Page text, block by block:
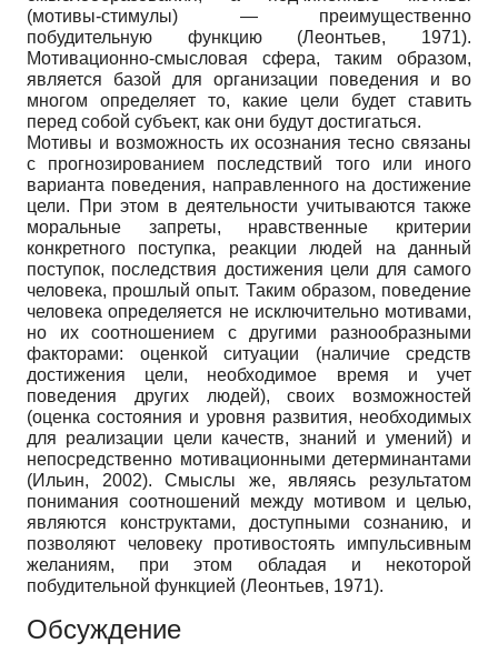
(мотивы-стимулы) — преимущественно
побудительную функцию (Леонтьев, 1971).
Мотивационно-смысловая сфера, таким образом,
является базой для организации поведения и во
многом определяет то, какие цели будет ставить
перед собой субъект, как они будут достигаться.
Мотивы и возможность их осознания тесно связаны
с прогнозированием последствий того или иного
варианта поведения, направленного на достижение
цели. При этом в деятельности учитываются также
моральные запреты, нравственные критерии
конкретного поступка, реакции людей на данный
поступок, последствия достижения цели для самого
человека, прошлый опыт. Таким образом, поведение
человека определяется не исключительно мотивами,
но их соотношением с другими разнообразными
факторами: оценкой ситуации (наличие средств
достижения цели, необходимое время и учет
поведения других людей), своих возможностей
(оценка состояния и уровня развития, необходимых
для реализации цели качеств, знаний и умений) и
непосредственно мотивационными детерминантами
(Ильин, 2002). Смыслы же, являясь результатом
понимания соотношений между мотивом и целью,
являются конструктами, доступными сознанию, и
позволяют человеку противостоять импульсивным
желаниям, при этом обладая и некоторой
побудительной функцией (Леонтьев, 1971).
Обсуждение